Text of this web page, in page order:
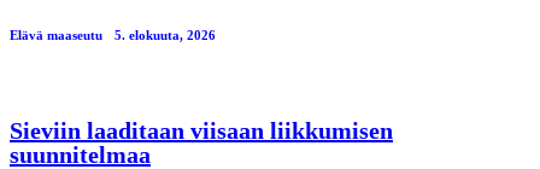
Elävä maaseutu 5. elokuuta, 2026
Sieviin laaditaan viisaan liikkumisen
suunnitelmaa